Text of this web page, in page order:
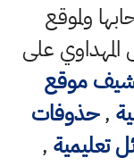
ولموقع
على
موقع
,حذوفات
تعليمية ,